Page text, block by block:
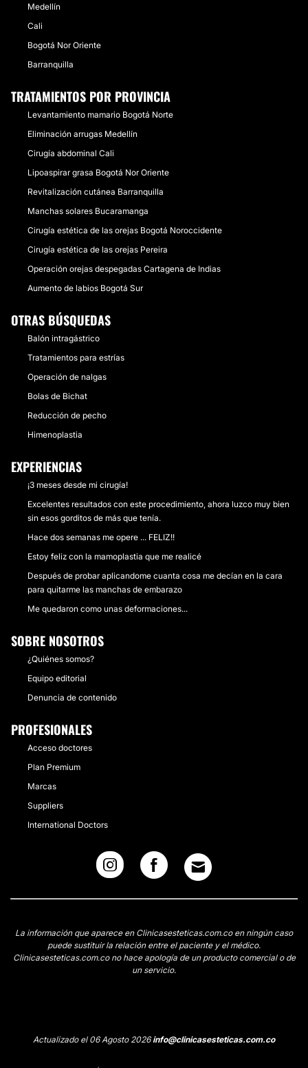
Medellín
Cali
Bogotá Nor Oriente
Barranquilla
TRATAMIENTOS POR PROVINCIA
Levantamiento mamario Bogotá Norte
Eliminación arrugas Medellín
Cirugía abdominal Cali
Lipoaspirar grasa Bogotá Nor Oriente
Revitalización cutánea Barranquilla
Manchas solares Bucaramanga
Cirugía estética de las orejas Bogotá Noroccidente
Cirugía estética de las orejas Pereira
Operación orejas despegadas Cartagena de Indias
Aumento de labios Bogotá Sur
OTRAS BÚSQUEDAS
Balón intragástrico
Tratamientos para estrías
Operación de nalgas
Bolas de Bichat
Reducción de pecho
Himenoplastia
EXPERIENCIAS
¡3 meses desde mi cirugía!
Excelentes resultados con este procedimiento, ahora luzco muy bien
sin esos gorditos de más que tenía.
Hace dos semanas me opere ... FELIZ!!
Estoy feliz con la mamoplastia que me realicé
Después de probar aplicandome cuanta cosa me decían en la cara
para quitarme las manchas de embarazo
Me quedaron como unas deformaciones...
SOBRE NOSOTROS
¿Quiénes somos?
Equipo editorial
Denuncia de contenido
PROFESIONALES
Acceso doctores
Plan Premium
Marcas
Suppliers
International Doctors
La información que aparece en Clinicasesteticas.com.co en ningún caso
puede sustituir la relación entre el paciente y el médico.
Clinicasesteticas.com.co no hace apología de un producto comercial o de
un servicio.
Actualizado el 06 Agosto 2026info@clinicasesteticas.com.co